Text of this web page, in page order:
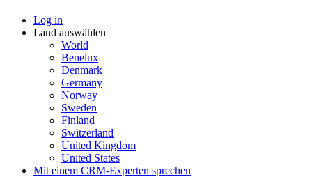
Log in
Land auswählen
World
Benelux
Denmark
Germany
Norway
Sweden
Finland
Switzerland
United Kingdom
United States
Mit einem CRM-Experten sprechen